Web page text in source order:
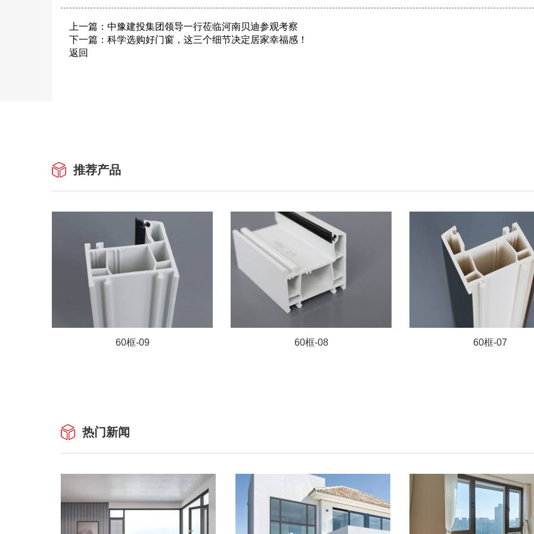
上一篇： 中豫建投集团领导一行莅临河南贝迪参观考察
下一篇： 科学选购好门窗，这三个细节决定居家幸福感！
返回
推荐产品
60框-09 60框-08 60框-07
热门新闻